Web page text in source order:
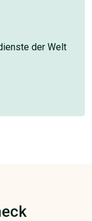
der Welt